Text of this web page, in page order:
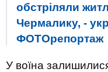
обстріляли
Чермалику, -
ФОТОрепортаж
У воїна